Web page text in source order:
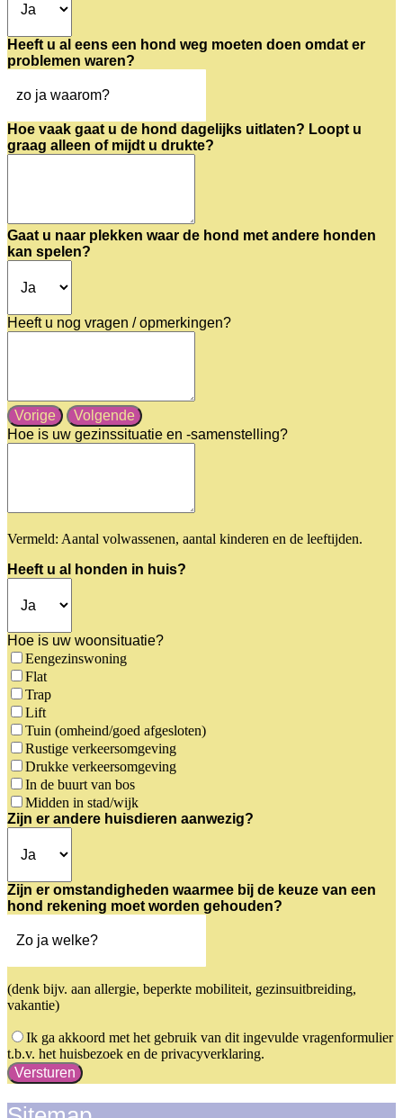
Heeft u al eens een hond weg moeten doen omdat er
problemen waren?
Hoe vaak gaat u de hond dagelijks uitlaten? Loopt u
graag alleen of mijdt u drukte?
Gaat u naar plekken waar de hond met andere honden
kan spelen?
Heeft u nog vragen / opmerkingen?
Vorige
Volgende
Hoe is uw gezinssituatie en -samenstelling?
Vermeld: Aantal volwassenen, aantal kinderen en de leeftijden.
Heeft u al honden in huis?
Hoe is uw woonsituatie?
Eengezinswoning
Flat
Trap
Lift
Tuin (omheind/goed afgesloten)
Rustige verkeersomgeving
Drukke verkeersomgeving
In de buurt van bos
Midden in stad/wijk
Zijn er andere huisdieren aanwezig?
Zijn er omstandigheden waarmee bij de keuze van een
hond rekening moet worden gehouden?
(denk bijv. aan allergie, beperkte mobiliteit, gezinsuitbreiding,
vakantie)
Ik ga akkoord met het gebruik van dit ingevulde vragenformulier
t.b.v. het huisbezoek en de privacyverklaring.
Versturen